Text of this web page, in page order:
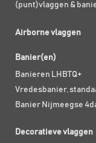
(punt)vlaggen &
Airborne vlaggen
Banier(en)
Banieren LHBTQ+
Vredesbanier,
Banier Nijmeegse
Decoratieve vlaggen